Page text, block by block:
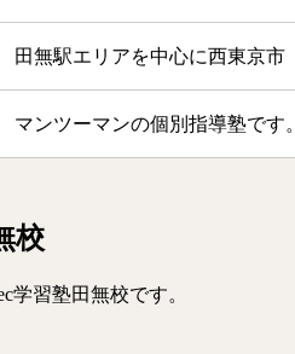
田無駅エリアを中心に西東京市
マンツーマンの個別指導塾です。
校
学習塾田無校です。